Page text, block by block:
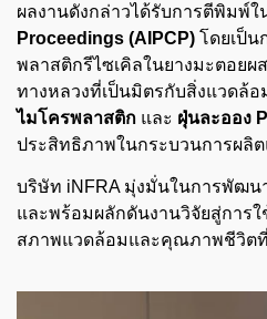
ผลงานดังกล่าวได้รับการตีพิมพ์ใ
Proceedings (AIPCP) โดยเป็น
พลาสติกรีไซเคิลในยางมะตอย
ทางหลวงที่เป็นมิตรกับสิ่งแวดล้
ไมโครพลาสติก และ ฝุ่นละออง
ประสิทธิภาพในกระบวนการผลิต
บริษัท iNFRA มุ่งมั่นในการพัฒน
และพร้อมผลักดันงานวิจัยสู่การ
สภาพแวดล้อมและคุณภาพชีวิต